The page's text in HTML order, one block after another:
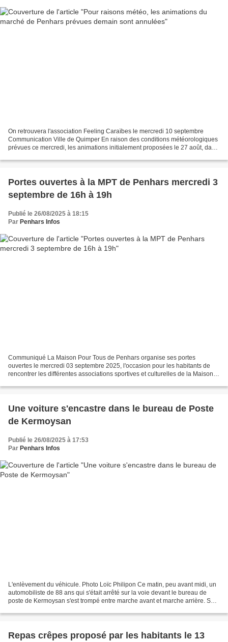
On retrouvera l'association Feeling Caraïbes le mercredi 10 septembre
Communication Ville de Quimper En raison des conditions météorologiques
prévues ce mercredi, les animations initialement proposées le 27 août, dans
Portes ouvertes à la MPT de Penhars mercredi 3
septembre de 16h à 19h
Publié le 26/08/2025 à 18:15
Par Penhars Infos
Communiqué La Maison Pour Tous de Penhars organise ses portes
ouvertes le mercredi 03 septembre 2025, l'occasion pour les habitants de
rencontrer les différentes associations sportives et culturelles de la Maison
Une voiture s'encastre dans le bureau de Poste
de Kermoysan
Publié le 26/08/2025 à 17:53
Par Penhars Infos
L'enlèvement du véhicule. Photo Loïc Philipon Ce matin, peu avant midi, un
automobiliste de 88 ans qui s'était arrêté sur la voie devant le bureau de
poste de Kermoysan s'est trompé entre marche avant et marche arrière. Sa
Repas crêpes proposé par les habitants le 13